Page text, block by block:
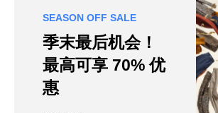
SEASON OFF SALE
季末最后机会！
最高可享 70% 优
惠